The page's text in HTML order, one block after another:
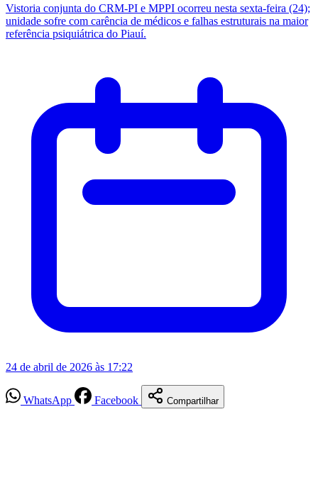
Vistoria conjunta do CRM-PI e MPPI ocorreu nesta sexta-feira (24);
unidade sofre com carência de médicos e falhas estruturais na maior
referência psiquiátrica do Piauí.
24 de abril de 2026 às 17:22
WhatsApp Facebook Compartilhar